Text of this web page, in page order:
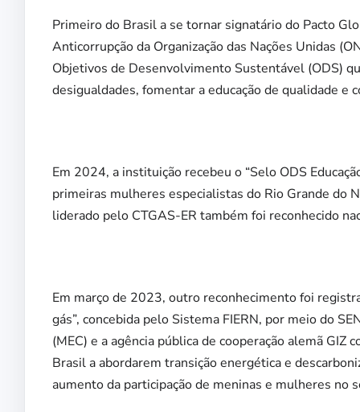
Primeiro do Brasil a se tornar signatário do Pacto
Anticorrupção da Organização das Nações Unidas
Objetivos de Desenvolvimento Sustentável (ODS)
desigualdades, fomentar a educação de qualidade e
Em 2024, a instituição recebeu o “Selo ODS
primeiras mulheres especialistas do Rio Grande do
liderado pelo CTGAS-ER também foi reconhecido
Em março de 2023, outro reconhecimento foi
gás”, concebida pelo Sistema FIERN, por meio do
(MEC) e a agência pública de cooperação alemã
Brasil a abordarem transição energética e
aumento da participação de meninas e mulheres no